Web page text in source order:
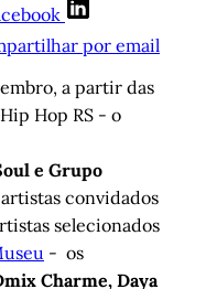
por email
a partir das
Hop RS - o
e Grupo
artistas convidados
selecionados
- os
Charme, Daya